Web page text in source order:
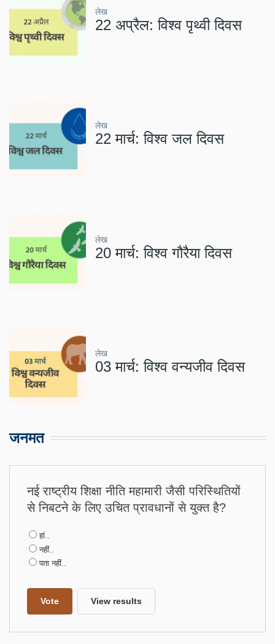
लेख
22 अप्रैल: विश्व पृथ्वी दिवस
लेख
22 मार्च: विश्व जल दिवस
लेख
20 मार्च: विश्व गौरैया दिवस
लेख
03 मार्च: विश्व वन्यजीव दिवस
जनमत
नई राष्ट्रीय शिक्षा नीति महामारी जैसी परिस्थितियों
से निबटने के लिए उचित प्रावधानों से युक्त है?
Choices
हां..
नहीं..
पता नहीं..